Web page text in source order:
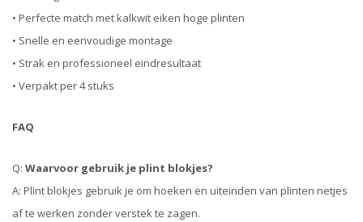
• Perfecte match met kalkwit eiken hoge plinten
• Snelle en eenvoudige montage
• Strak en professioneel eindresultaat
• Verpakt per 4 stuks
FAQ
Q: Waarvoor gebruik je plint blokjes?
A: Plint blokjes gebruik je om hoeken en uiteinden van plinten netjes
af te werken zonder verstek te zagen.